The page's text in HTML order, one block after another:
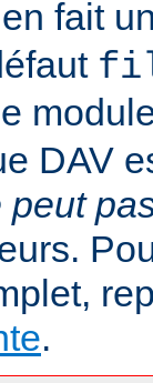
fait
DAV
peut
.